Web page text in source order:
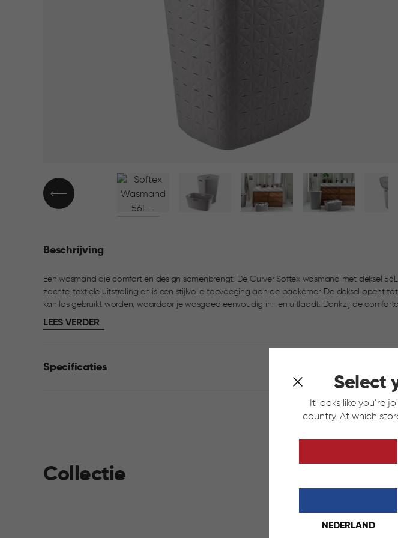
Select
It looks like you’re
country. At which
NEDERLAND
Beschrijving
Een wasmand die comfort en design samenbrengt. De Curver Softex wasmand met deksel
zachte, textiele uitstraling en is een stijlvolle toevoeging aan de badkamer. De deksel opent tot 110 graden of
kan los gebruikt worden, waardoor je wasgoed eenvoudig in- en uitlaadt. Dankzij de
handgrepen verplaats je de mand moeiteloos door het huis. Met zijn royale inhoud is deze
voor dagelijks gebruik en mooi te combineren met de Softex heupwasmand.
LEES VERDER
Specificaties
Collectie